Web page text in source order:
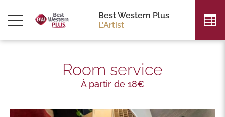
Best Western Plus
L'Artist
Room service
À partir de 18€